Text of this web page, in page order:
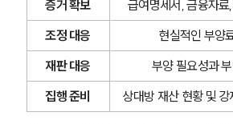
증거 확보
급여명세서, 금융자
조정 대응
현실적인 부양
재판 대응
부양 필요성과
집행 준비
상대방 재산 현황 및